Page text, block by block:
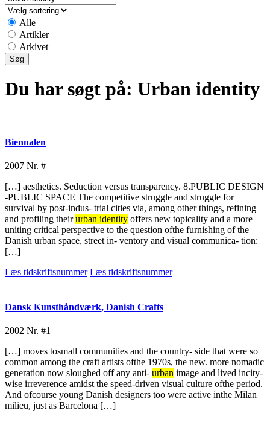
Alle
Artikler
Arkivet
Du har søgt på: Urban identity
Biennalen
2007 Nr. #
[…] aesthetics. Seduction versus transparency. 8.PUBLIC DESIGN
-PUBLIC SPACE The competitive struggle and struggle for
survival by post-indus- trial cities via, among other things, refining
and profiling theirurban identity offers new topicality and a more
uniting critical perspective to the question ofthe furnishing of the
Danish urban space, street in- ventory and visual communica- tion:
[…]
Læs tidskriftsnummer Læs tidskriftsnummer
Dansk Kunsthåndværk, Danish Crafts
2002 Nr. #1
[…] moves tosmall communities and the country- side that were so
common among the craft artists ofthe 1970s, the new. more nomadic
generation now sloughed off any anti- urban image and lived incity-
wise irreverence amidst the speed-driven visual culture ofthe period.
And ofcourse young Danish designers too were active inthe Milan
milieu, just as Barcelona […]